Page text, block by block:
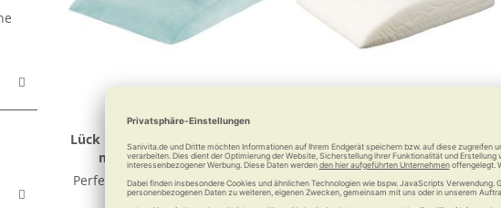
Lück Rhombo-med Venenkissen
mit Mikroplüsch-Bezug
Perfekte Erholung für Ihre Beine
Wohltat und Entspannung für
müde Beine